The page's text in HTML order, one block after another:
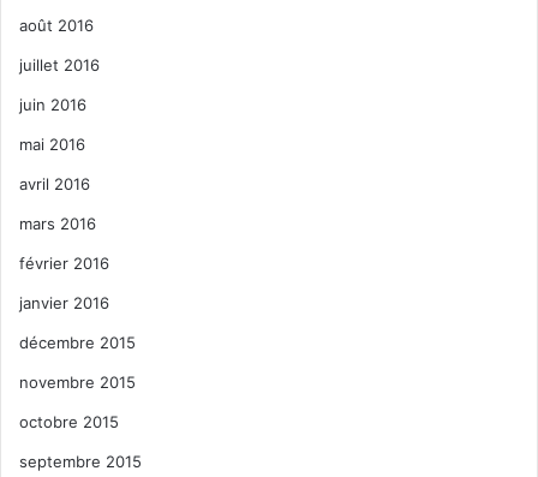
août 2016
juillet 2016
juin 2016
mai 2016
avril 2016
mars 2016
février 2016
janvier 2016
décembre 2015
novembre 2015
octobre 2015
septembre 2015